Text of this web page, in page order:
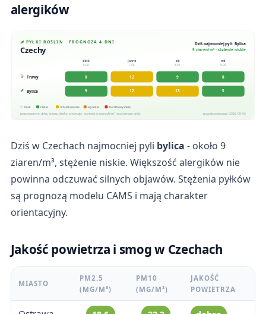
alergików
PYŁKI ROŚLIN · PROGNOZA 4 DNI
Czechy
Dziś najmocniej pyli: Bylica
9 ziaren/m³ · stężenie niskie
dziś
6.08
jutro
7.08
sb
8.08
nd
9.08
Trawy 8 12 9 8
Bylica 9 12 13 5
brak niskie umiarkowane wysokie
bardzo wysokie
poza sezonem: olcha, brzoza, oliwka, ambrozja · wartości w ziarnach/m³ (maksimum dnia)
pogodapodroze.pl · 2026-08-06
Dziś w Czechach najmocniej pyli bylica - około 9
ziaren/m³, stężenie niskie. Większość alergików nie
powinna odczuwać silnych objawów. Stężenia pyłków
są prognozą modelu CAMS i mają charakter
orientacyjny.
Jakość powietrza i smog w Czechach
MIASTO
PM2.5
(ΜG/M³)
PM10
(ΜG/M³)
JAKOŚĆ
POWIETRZA